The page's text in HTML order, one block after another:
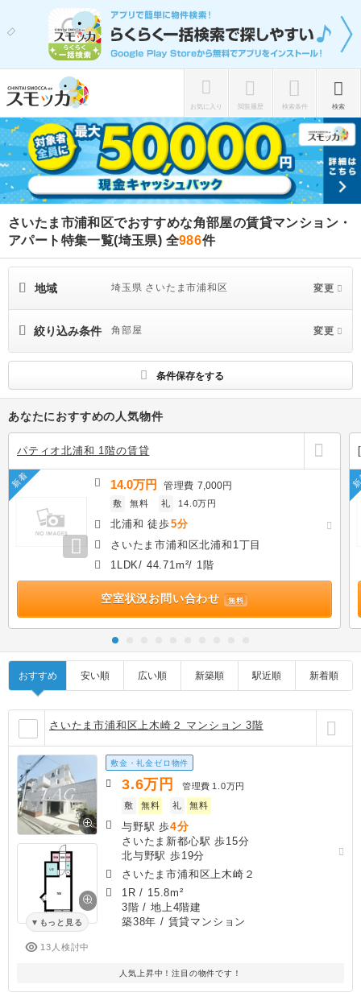
お気に入り 閲覧履歴 検索条件 検索
さいたま市浦和区でおすすめな角部屋の賃貸マンション・
アパート特集一覧(埼玉県) 全986件
地域 埼玉県 さいたま市浦和区 変更
絞り込み条件 角部屋 変更
条件保存をする
あなたにおすすめの人気物件
パティオ北浦和 1階の賃貸
新着 14.0万円 管理費7,000円
敷 無料 礼 14.0万円
北浦和 徒歩5分
さいたま市浦和区北浦和1丁目
1LDK/ 44.71m²/ 1階
空室状況お問い合わせ 無料
おすすめ 安い順 広い順 新築順 駅近順 新着順
さいたま市浦和区上木崎２ マンション 3階
もっと見る
13人検討中
敷金・礼金ゼロ物件
3.6万円 管理費 1.0万円
敷
無料 礼 無料
与野駅 歩4分
さいたま新都心駅 歩15分
北与野駅 歩19分
さいたま市浦和区上木崎２
1R / 15.8m²
3階 / 地上4階建
築38年 / 賃貸マンション
人気上昇中！注目の物件です！